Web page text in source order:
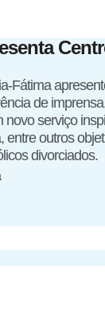
Fátima
de
novo serviço
entre outros
divorciados.